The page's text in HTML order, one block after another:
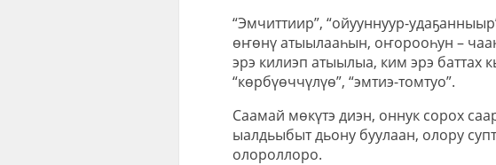
“Эмчиттиир”, “ойууннуур-
өҥөнү атыылааһын, оҥорооһун –
эрэ килиэп атыылыа, ким эрэ баттах
“көрбүөччүлүө”, “эмтиэ-томтуо”.
Саамай мөкүтэ диэн, оннук сорох
ыалдьыбыт дьону буулаан, олору
олороллоро.